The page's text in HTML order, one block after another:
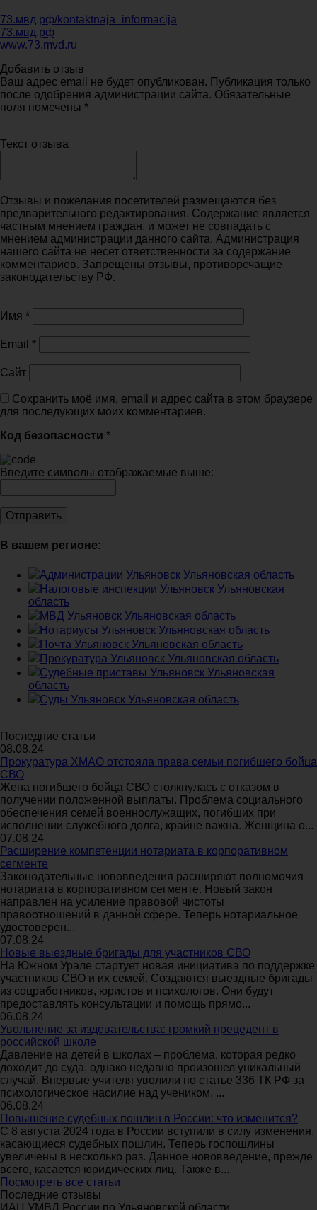
73.мвд.рф/kontaktnaja_informacija
73.мвд.рф
www.73.mvd.ru
Добавить отзыв
Ваш адрес email не будет опубликован. Публикация только
после одобрения администрации сайта. Обязательные
поля помечены *
Текст отзыва
Отзывы и пожелания посетителей размещаются без
предварительного редактирования. Содержание является
частным мнением граждан, и может не совпадать с
мнением администрации данного сайта. Администрация
нашего сайта не несет ответственности за содержание
комментариев. Запрещены отзывы, противоречащие
законодательству РФ.
Имя *
Email *
Сайт
Сохранить моё имя, email и адрес сайта в этом браузере
для последующих моих комментариев.
Код безопасности *
Введите символы отображаемые выше:
В вашем регионе:
Администрации Ульяновск Ульяновская область
Налоговые инспекции Ульяновск Ульяновская
область
МВД Ульяновск Ульяновская область
Нотариусы Ульяновск Ульяновская область
Почта Ульяновск Ульяновская область
Прокуратура Ульяновск Ульяновская область
Судебные приставы Ульяновск Ульяновская
область
Суды Ульяновск Ульяновская область
Последние статьи
08.08.24
Прокуратура ХМАО отстояла права семьи погибшего бойца
СВО
Жена погибшего бойца СВО столкнулась с отказом в
получении положенной выплаты. Проблема социального
обеспечения семей военнослужащих, погибших при
исполнении служебного долга, крайне важна. Женщина о...
07.08.24
Расширение компетенции нотариата в корпоративном
сегменте
Законодательные нововведения расширяют полномочия
нотариата в корпоративном сегменте. Новый закон
направлен на усиление правовой чистоты
правоотношений в данной сфере. Теперь нотариальное
удостоверен...
07.08.24
Новые выездные бригады для участников СВО
На Южном Урале стартует новая инициатива по поддержке
участников СВО и их семей. Создаются выездные бригады
из соцработников, юристов и психологов. Они будут
предоставлять консультации и помощь прямо...
06.08.24
Увольнение за издевательства: громкий прецедент в
российской школе
Давление на детей в школах – проблема, которая редко
доходит до суда, однако недавно произошел уникальный
случай. Впервые учителя уволили по статье 336 ТК РФ за
психологическое насилие над учеником. ...
06.08.24
Повышение судебных пошлин в России: что изменится?
С 8 августа 2024 года в России вступили в силу изменения,
касающиеся судебных пошлин. Теперь госпошлины
увеличены в несколько раз. Данное нововведение, прежде
всего, касается юридических лиц. Также в...
Посмотреть все статьи
Последние отзывы
ИАЦ УМВД России по Ульяновской области